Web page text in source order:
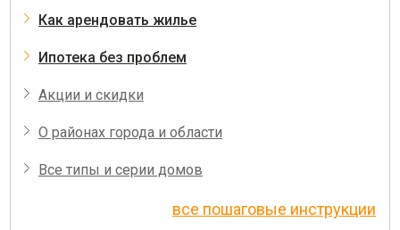
Как арендовать жилье
Ипотека без проблем
Акции и скидки
О районах города и области
Все типы и серии домов
все пошаговые инструкции